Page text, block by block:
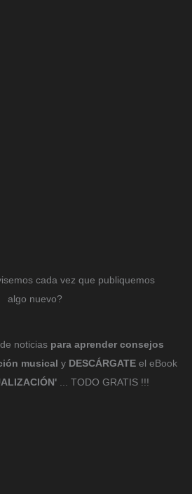
cada vez que publiquemos
algo nuevo?
noticias para aprender consejos
musical y DESCÁRGATEel eBook
... TODO GRATIS !!!